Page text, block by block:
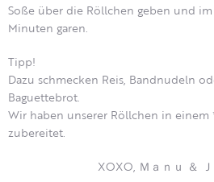
Soße über die Röllchen geben und
Minuten garen.
Tipp!
Dazu schmecken Reis, Bandnudeln
Baguettebrot.
Wir haben unserer Röllchen in einem
zubereitet.
XOXO, Ｍａｎｕ ＆